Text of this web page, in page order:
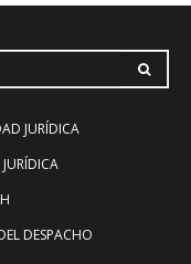
JURÍDICA
DESPACHO